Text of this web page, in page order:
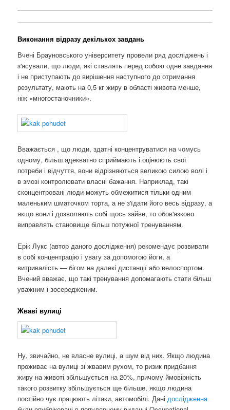
Виконання відразу декількох завдань
Вчені Брауновського університету провели ряд досліджень і
з'ясували, що люди, які ставлять перед собою одне завдання
і не приступають до вирішення наступного до отримання
результату, мають на 0,5 кг жиру в області живота менше,
ніж «многостаночники».
Вважається , що люди, здатні концентруватися на чомусь
одному, більш адекватно сприймають і оцінюють свої
потреби і відчуття, вони відрізняються великою силою волі і
в змозі контролювати власні бажання. Наприклад, такі
сконцентровані люди можуть обмежитися тільки одним
маленьким шматочком торта, а не з'їдати його весь відразу, а
якщо вони і дозволяють собі щось зайве, то обов'язково
виправлять становище більш потужної тренуванням.
Ерік Лукс (автор даного дослідження) рекомендує розвивати
в собі концентрацію і увагу за допомогою йоги, а
витривалість — бігом на далекі дистанції або велоспортом.
Вчений вважає, що такі тренування допомагають стати більш
уважним і зосередженим.
Жваві вулиці
Ну, звичайно, не власне вулиці, а шум від них. Якщо людина
проживає на вулиці зі жвавим рухом, то ризик придбання
жиру на животі збільшується на 20%, причому ймовірність
такого розвитку збільшується ще більше, якщо людина
постійно чує працюють літаки, автомобілі. Данідослідження